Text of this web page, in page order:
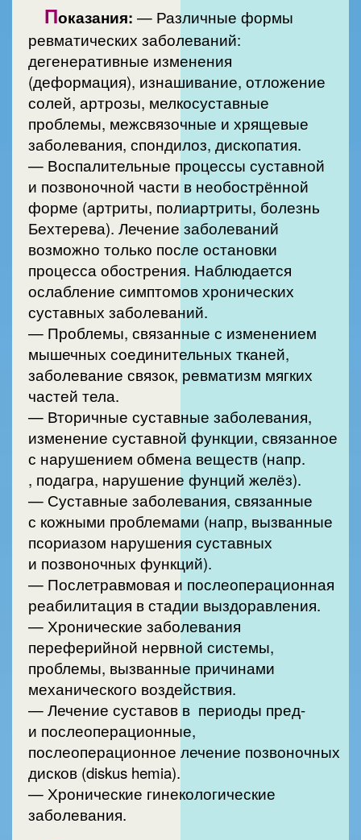
Показания: — Различные формы
ревматических заболеваний:
дегенеративные изменения
(деформация), изнашивание, отложение
солей, артрозы, мелкосуставные
проблемы, межсвязочные и хрящевые
заболевания, спондилоз, дископатия.
— Воспалительные процессы суставной
и позвоночной части в необострённой
форме (артриты, полиартриты, болезнь
Бехтерева). Лечение заболеваний
возможно только после остановки
процесса обострения. Наблюдается
ослабление симптомов хронических
суставных заболеваний.
— Проблемы, связанные с изменением
мышечных соединительных тканей,
заболевание связок, ревматизм мягких
частей тела.
— Вторичные суставные заболевания,
изменение суставной функции, связанное
с нарушением обмена веществ (напр.
, подагра, нарушение фунций желёз).
— Суставные заболевания, связанные
с кожными проблемами (напр, вызванные
псориазом нарушения суставных
и позвоночных функций).
— Послетравмовая и послеоперационная
реабилитация в стадии выздоравления.
— Хронические заболевания
переферийной нервной системы,
проблемы, вызванные причинами
механического воздействия.
— Лечение суставов в периоды пред-
и послеоперационные,
послеоперационное лечение позвоночных
дисков (diskus hemia).
— Хронические гинекологические
заболевания.